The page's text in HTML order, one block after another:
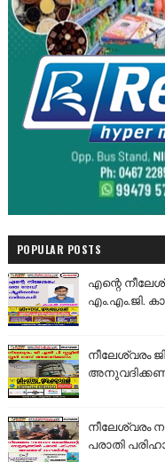
POPULAR POSTS
എന്റെ
എം.എം.ജി.
നീലേശ്വരം
നീലേശ്വരം
പരാതി